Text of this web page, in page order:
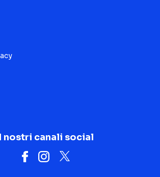
I nostri canali social